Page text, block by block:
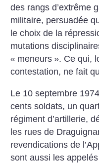
des rangs d’extrême
militaire, persuadée
le choix de la
mutations
« meneurs ». Ce qui,
contestation, ne fait
Le 10 septembre
cents soldats, un
régiment d’artillerie,
les rues de
revendications de
sont aussi les